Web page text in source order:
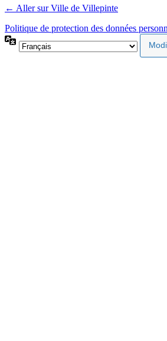
← Aller sur Ville de Villepinte
Politique de protection des données